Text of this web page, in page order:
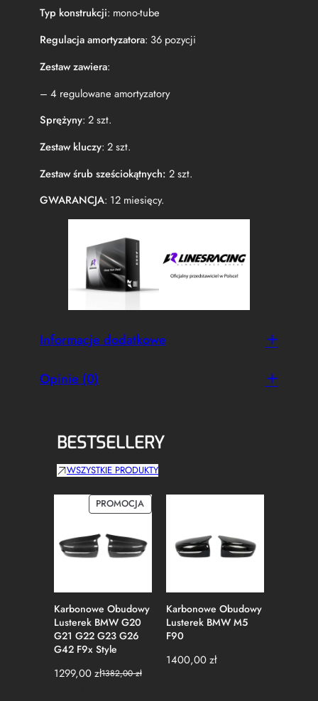
Typ konstrukcji: mono-tube
Regulacja amortyzatora: 36 pozycji
Zestaw zawiera:
– 4 regulowane amortyzatory
Sprężyny: 2 szt.
Zestaw kluczy: 2 szt.
Zestaw śrub sześciokątnych: 2 szt.
GWARANCJA: 12 miesięcy.
Informacje dodatkowe
Opinie (0)
BESTSELLERY
WSZYSTKIE PRODUKTY
PROMOCJAPRODUKT
W
Karbonowe Obudowy
Lusterek BMW G20
G21 G22 G23 G26
G42 F9x Style
1382,00zł
Pierwotna
1299,00zł
Aktualna
Karbonowe Obudowy
Lusterek BMW M5
F90
1400,00zł